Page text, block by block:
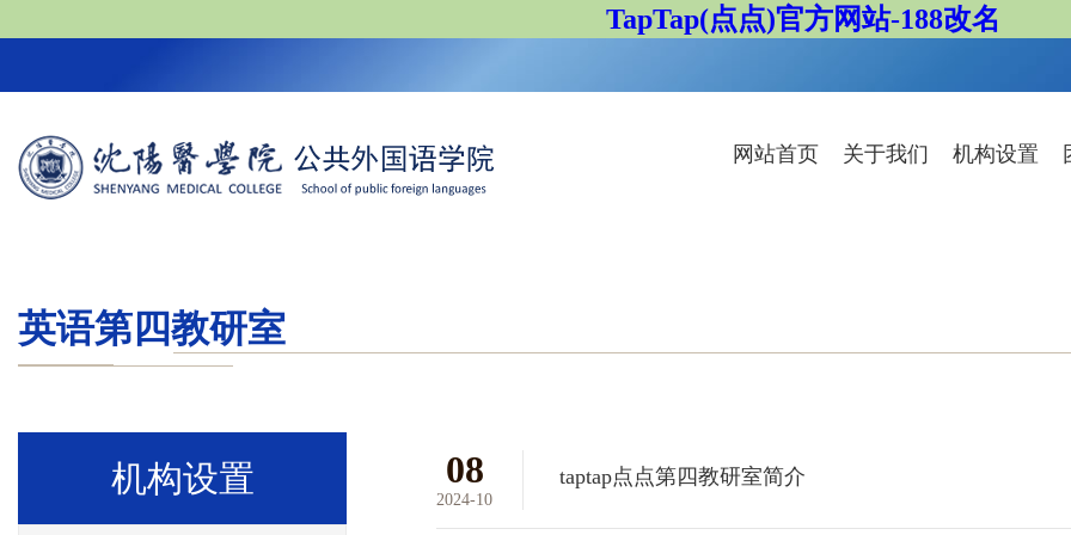
TapTap(点点)官方网站-188改名
网站首页 关于我们 机构设置
英语第四教研室
机构设置 08
2024-10
taptap点点第四教研室简介